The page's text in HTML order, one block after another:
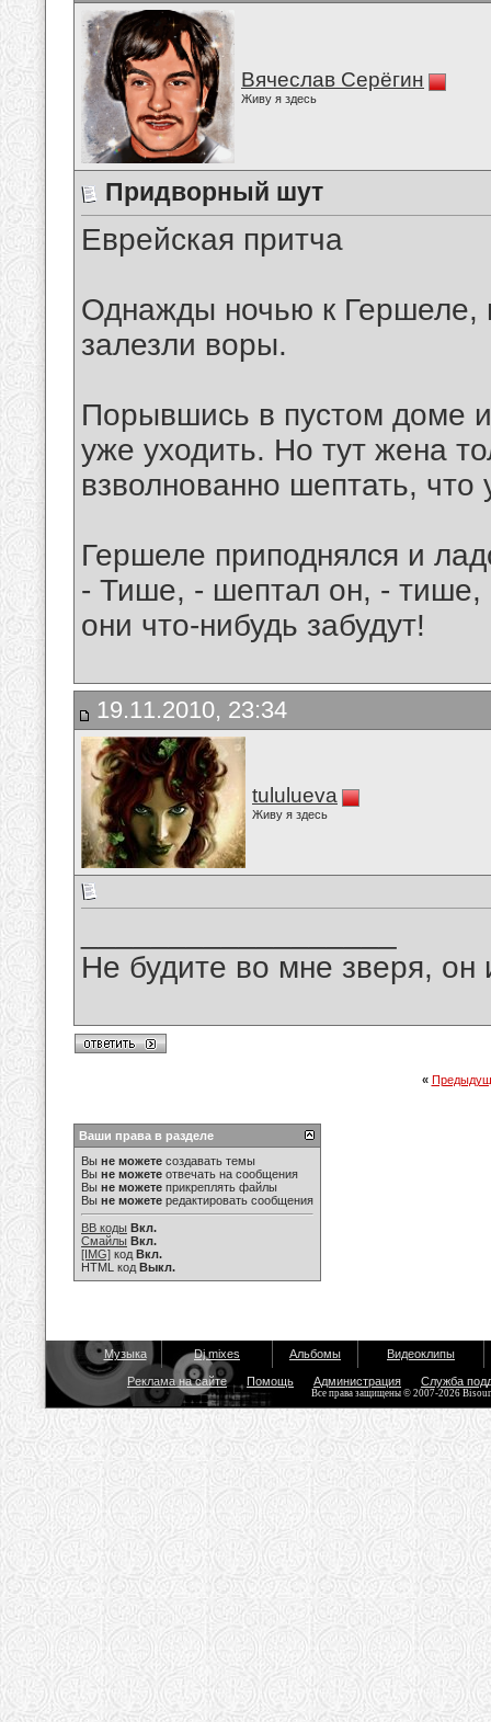
Вячеслав Серёгин
Живу я здесь
Придворный шут
Еврейская притча
Однажды ночью к Гершеле,
залезли воры.
Порывшись в пустом доме
уже уходить. Но тут жена
взволнованно шептать,
Гершеле приподнялся и
- Тише, - шептал он, - тише,
они что-нибудь забудут!
19.11.2010, 23:34
tululueva
Живу я здесь
Не будите во мне зверя, он
«
Ваши права в разделе
Вы не можете создавать темы
Вы не можете отвечать на сообщения
Вы не можете прикреплять файлы
Вы не можете редактировать сообщения
BB коды Вкл.
Смайлы Вкл.
[IMG] код Вкл.
HTML код Выкл.
Музыка Dj mixes Альбомы Видеоклипы
Реклама на сайте Помощь Администрация Служба
Все права защищены © 2007-2026